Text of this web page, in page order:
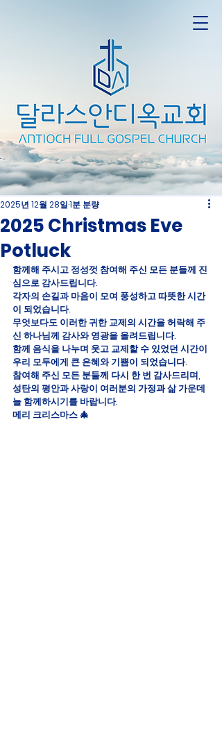
2025 Christmas Eve
Potluck
2025년 12월 28일1분 분량
함께해 주시고 정성껏 참여해 주신 모든 분들께 진
심으로 감사드립니다.
각자의 손길과 마음이 모여 풍성하고 따뜻한 시간
이 되었습니다.
무엇보다도 이러한 귀한 교제의 시간을 허락해 주
신 하나님께 감사와 영광을 올려드립니다.
함께 음식을 나누며 웃고 교제할 수 있었던 시간이
우리 모두에게 큰 은혜와 기쁨이 되었습니다.
참여해 주신 모든 분들께 다시 한 번 감사드리며,
성탄의 평안과 사랑이 여러분의 가정과 삶 가운데
늘 함께하시기를 바랍니다.
메리 크리스마스 🎄